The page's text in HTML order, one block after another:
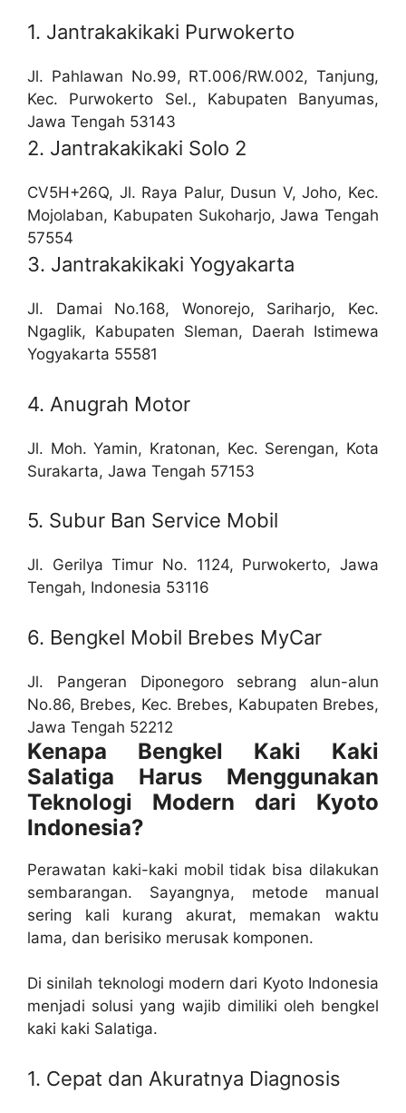
1. Jantrakakikaki Purwokerto
Jl. Pahlawan No.99, RT.006/RW.002, Tanjung,
Kec. Purwokerto Sel., Kabupaten Banyumas,
Jawa Tengah 53143
2. Jantrakakikaki Solo 2
CV5H+26Q, Jl. Raya Palur, Dusun V, Joho, Kec.
Mojolaban, Kabupaten Sukoharjo, Jawa Tengah
57554
3. Jantrakakikaki Yogyakarta
Jl. Damai No.168, Wonorejo, Sariharjo, Kec.
Ngaglik, Kabupaten Sleman, Daerah Istimewa
Yogyakarta 55581
4. Anugrah Motor
Jl. Moh. Yamin, Kratonan, Kec. Serengan, Kota
Surakarta, Jawa Tengah 57153
5. Subur Ban Service Mobil
Jl. Gerilya Timur No. 1124, Purwokerto, Jawa
Tengah, Indonesia 53116
6. Bengkel Mobil Brebes MyCar
Jl. Pangeran Diponegoro sebrang alun-alun
No.86, Brebes, Kec. Brebes, Kabupaten Brebes,
Jawa Tengah 52212
Kenapa Bengkel Kaki Kaki
Salatiga Harus Menggunakan
Teknologi Modern dari Kyoto
Indonesia?
Perawatan kaki-kaki mobil tidak bisa dilakukan
sembarangan. Sayangnya, metode manual
sering kali kurang akurat, memakan waktu
lama, dan berisiko merusak komponen.
Di sinilah teknologi modern dari Kyoto Indonesia
menjadi solusi yang wajib dimiliki oleh bengkel
kaki kaki Salatiga.
1. Cepat dan Akuratnya Diagnosis